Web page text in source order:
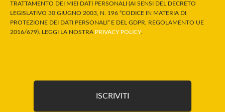
TRATTAMENTO DEI MIEI DATI PERSONALI (AI SENSI DEL DECRETO
LEGISLATIVO 30 GIUGNO 2003, N. 196 “CODICE IN MATERIA DI
PROTEZIONE DEI DATI PERSONALI” E DEL GDPR, REGOLAMENTO UE
2016/679). LEGGI LA NOSTRA PRIVACY POLICY.